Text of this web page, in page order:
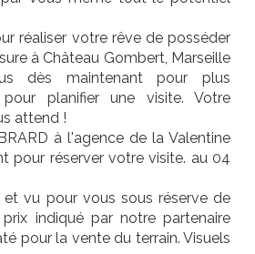
réaliser votre rêve de posséder
à Château Gombert, Marseille
dès maintenant pour plus
planifier une visite. Votre
attend !
à l'agence de la Valentine
pour réserver votre visite. au 04
et vu pour vous sous réserve de
indiqué par notre partenaire
pour la vente du terrain. Visuels